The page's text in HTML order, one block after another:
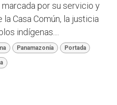
marcada por su servicio y
Casa Común, la justicia
indígenas....
Panamazonía Portada